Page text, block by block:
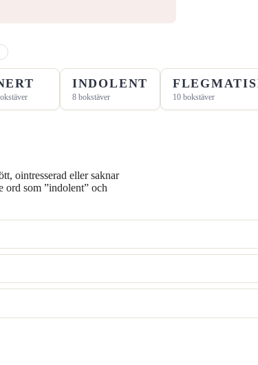
INDOLENT
8 bokstäver 10 bokstäver
ointresserad eller saknar
ord som ”indolent” och